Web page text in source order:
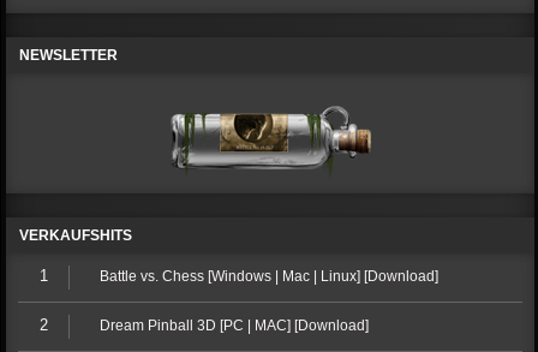
NEWSLETTER
VERKAUFSHITS
1 Battle vs. Chess [Windows | Mac | Linux] [Download]
2 Dream Pinball 3D [PC | MAC] [Download]